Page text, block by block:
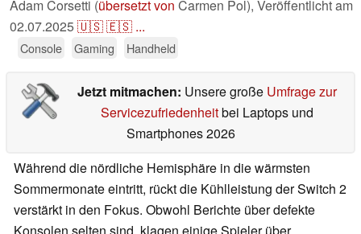
Adam Corsetti (übersetzt von Carmen Pol), Veröffentlicht am
02.07.2025🇺🇸🇪🇸 ...
Console Gaming Handheld
Jetzt mitmachen: Unsere große Umfrage zur
Servicezufriedenheitbei Laptops und
Smartphones 2026
Während die nördliche Hemisphäre in die wärmsten
Sommermonate eintritt, rückt die Kühlleistung der Switch 2
verstärkt in den Fokus. Obwohl Berichte über defekte